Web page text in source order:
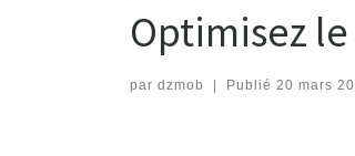
Optimisez
par dzmob Publié 20 mars